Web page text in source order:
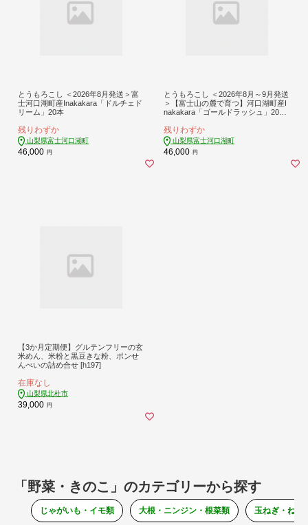
とうもろこし ＜2026年8月発送＞富
士河口湖町産Inakakara「ドルチェド
リーム」20本
残りわずか
山梨県富士河口湖町
46,000 円
とうもろこし ＜2026年8月～9月発送
＞【富士山の麓で育つ】河口湖町産I
nakakara「ゴールドラッシュ」20本
コシ コーン 先行予約
残りわずか
山梨県富士河口湖町
46,000 円
【3か月定期便】グルテンフリーの玄
米めん、米粉と黒豆きな粉、ポンせ
んべいの詰め合せ [h197]
在庫なし
山梨県北杜市
39,000 円
「野菜・きのこ」のカテゴリーから探す
じゃがいも・イモ類 大根・ニンジン・根菜類 玉ねぎ・ねぎ